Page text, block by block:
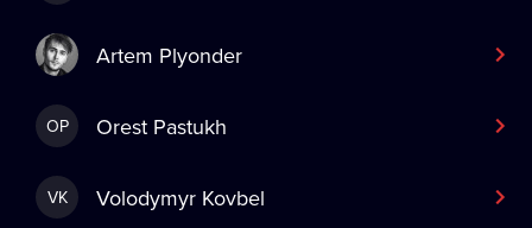
Artem Plyonder
OP Orest Pastukh
VK Volodymyr Kovbel